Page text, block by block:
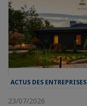
ACTUS DES ENTREPRISES
23/07/2026